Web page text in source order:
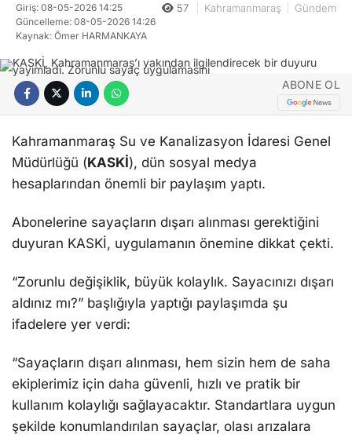
Giriş: 08-05-2026 14:25
Güncelleme: 08-05-2026 14:26
Kaynak: Ömer HARMANKAYA
57 Kahramanmaraş Gündem
ABONE OL
Kahramanmaraş Su ve Kanalizasyon İdaresi Genel
Müdürlüğü (KASKİ), dün sosyal medya
hesaplarından önemli bir paylaşım yaptı.
Abonelerine sayaçların dışarı alınması gerektiğini
duyuran KASKİ, uygulamanın önemine dikkat çekti.
“Zorunlu değişiklik, büyük kolaylık. Sayacınızı dışarı
aldınız mı?” başlığıyla yaptığı paylaşımda şu
ifadelere yer verdi:
“Sayaçların dışarı alınması, hem sizin hem de saha
ekiplerimiz için daha güvenli, hızlı ve pratik bir
kullanım kolaylığı sağlayacaktır. Standartlara uygun
şekilde konumlandırılan sayaçlar, olası arızalara